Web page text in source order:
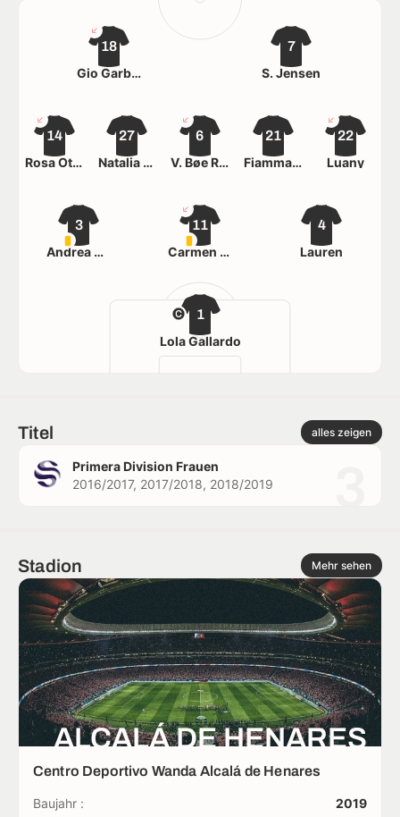
1
Lola Gallardo
3
Andrea Medina
11
Carmen Menayo
4
Lauren
14
Rosa Otermín
27
Natalia Peñalvo
6
V. Bøe Risa
21
Fiamma Benítez
22
Luany
18
Gio Garbelini
7
S. Jensen
Titel alles zeigen
Primera Division Frauen
2016/2017, 2017/2018, 2018/2019
Stadion Mehr sehen
ALCALÁ DE HENARES
Centro Deportivo Wanda Alcalá de Henares
Baujahr :
2019